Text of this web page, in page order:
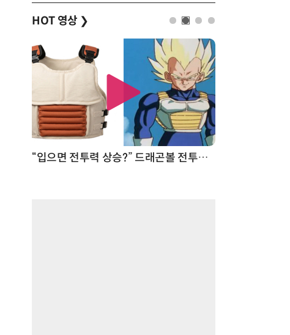
HOT 영상 ❯
“입으면 전투력 상승?” 드래곤볼 전투복 닮은 중량조끼